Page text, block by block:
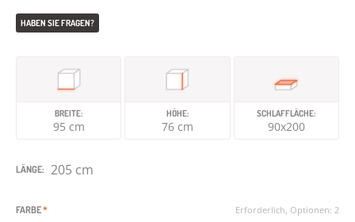
HABEN SIE FRAGEN?
BREITE:
95 cm
HÖHE:
76 cm
SCHLAFFLÄCHE:
90x200
LÄNGE: 205 cm
FARBE* Erforderlich, Optionen: 2